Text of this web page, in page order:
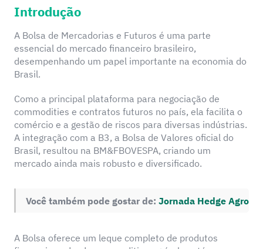
Introdução
A Bolsa de Mercadorias e Futuros é uma parte
essencial do mercado financeiro brasileiro,
desempenhando um papel importante na economia do
Brasil.
Como a principal plataforma para negociação de
commodities e contratos futuros no país, ela facilita o
comércio e a gestão de riscos para diversas indústrias.
A integração com a B3, a Bolsa de Valores oficial do
Brasil, resultou na BM&FBOVESPA, criando um
mercado ainda mais robusto e diversificado.
Você também pode gostar de: Jornada Hedge Agro
A Bolsa oferece um leque completo de produtos